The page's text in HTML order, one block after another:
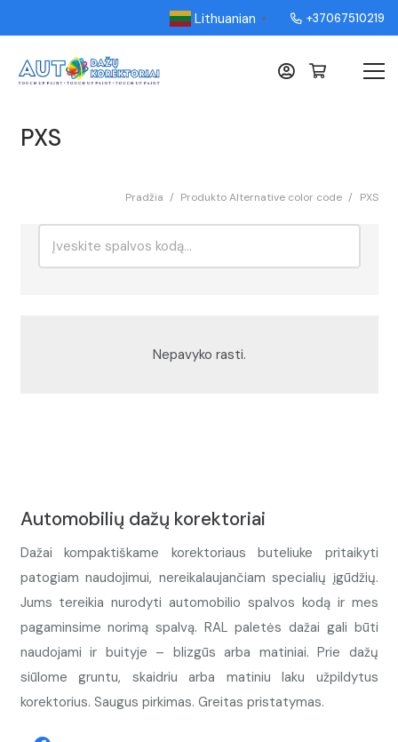
Lithuanian ▼ +37067510219
PXS
Pradžia / Produkto Alternative color code / PXS
Nepavyko rasti.
Automobilių dažų korektoriai
Dažai kompaktiškame korektoriaus buteliuke pritaikyti
patogiam naudojimui, nereikalaujančiam specialių įgūdžių.
Jums tereikia nurodyti automobilio spalvos kodą ir mes
pagaminsime norimą spalvą. RAL paletės dažai gali būti
naudojami ir buityje – blizgūs arba matiniai. Prie dažų
siūlome gruntu, skaidriu arba matiniu laku užpildytus
korektorius. Saugus pirkimas. Greitas pristatymas.